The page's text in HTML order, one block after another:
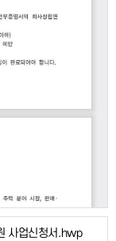
사업신청서.hwp